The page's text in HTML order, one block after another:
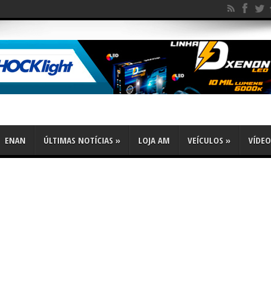
ENAN ÚLTIMAS NOTÍCIAS » LOJA AM VEÍCULOS » VÍDEO